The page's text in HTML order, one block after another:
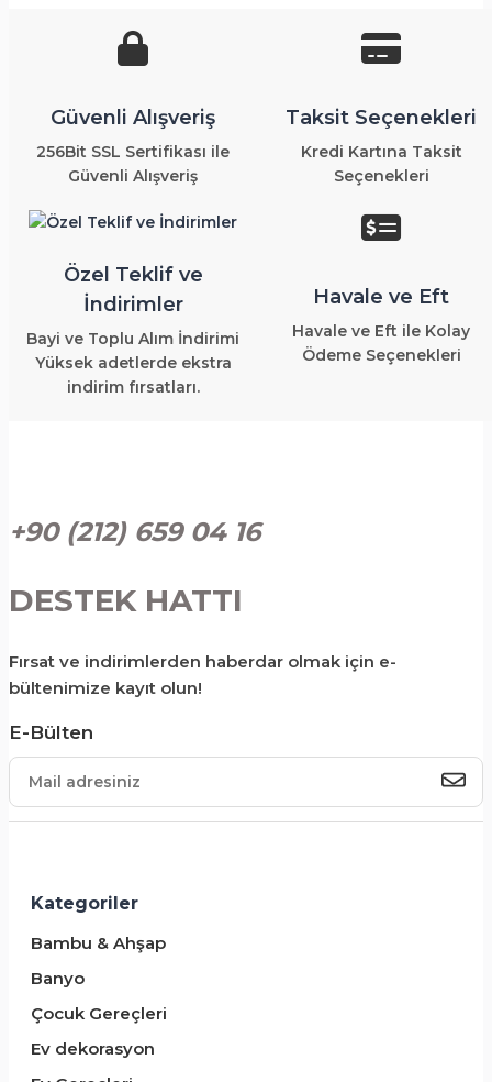
Güvenli Alışveriş
256Bit SSL Sertifikası ile
Güvenli Alışveriş
Taksit Seçenekleri
Kredi Kartına Taksit
Seçenekleri
Özel Teklif ve
İndirimler
Bayi ve Toplu Alım İndirimi
Yüksek adetlerde ekstra
indirim fırsatları.
Havale ve Eft
Havale ve Eft ile Kolay
Ödeme Seçenekleri
+90 (212) 659 04 16
DESTEK HATTI
Fırsat ve indirimlerden haberdar olmak için e-
bültenimize kayıt olun!
E-Bülten
Kategoriler
Bambu & Ahşap
Banyo
Çocuk Gereçleri
Ev dekorasyon